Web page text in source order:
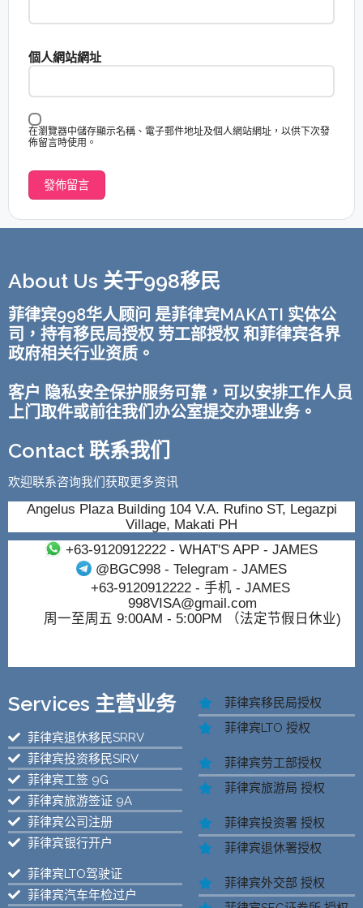
個人網站網址
在瀏覽器中儲存顯示名稱、電子郵件地址及個人網站網址，以供下次發
佈留言時使用。
About Us 关于998移民
菲律宾998华人顾问 是菲律宾MAKATI 实体公
司，持有移民局授权 劳工部授权 和菲律宾各界
政府相关行业资质。
客户 隐私安全保护服务可靠，可以安排工作人员
上门取件或前往我们办公室提交办理业务。
Contact 联系我们
欢迎联系咨询我们获取更多资讯
Angelus Plaza Building 104 V.A. Rufino ST, Legazpi
Village, Makati PH
+63-9120912222- WHAT'S APP - JAMES
@BGC998 - Telegram - JAMES
+63-9120912222- 手机 - JAMES
998VISA@gmail.com
周一至周五 9:00AM - 5:00PM （法定节假日休业)
Services 主营业务
菲律宾退休移民SRRV
菲律宾投资移民SIRV
菲律宾工签 9G
菲律宾旅游签证 9A
菲律宾公司注册
菲律宾银行开户
菲律宾LTO驾驶证
菲律宾汽车年检过户
菲律宾移民局授权
菲律宾LTO 授权
菲律宾劳工部授权
菲律宾旅游局 授权
菲律宾投资署 授权
菲律宾退休署授权
菲律宾外交部 授权